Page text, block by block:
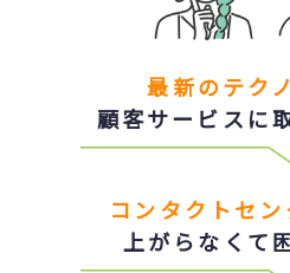
最新のテク
顧客サービスに
コンタクトセ
上がらなくて